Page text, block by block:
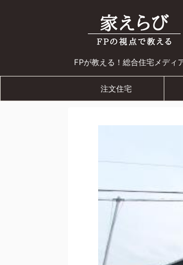
FPが教える！総合住宅メディ
注文住宅